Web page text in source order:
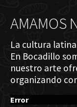
AMAMOS
La cultura
En Bocadillo
nuestro arte
organizando
Error